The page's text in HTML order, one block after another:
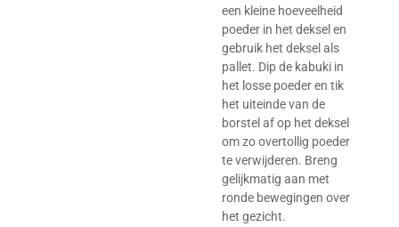
een kleine hoeveelheid
poeder in het deksel en
gebruik het deksel als
pallet. Dip de kabuki in
het losse poeder en tik
het uiteinde van de
borstel af op het deksel
om zo overtollig poeder
te verwijderen. Breng
gelijkmatig aan met
ronde bewegingen over
het gezicht.